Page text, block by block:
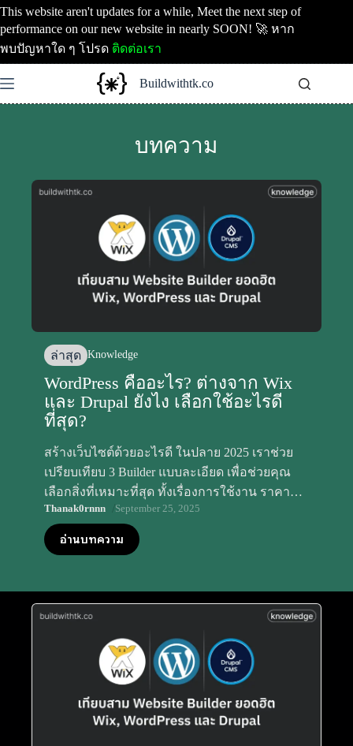
Skip
to
content
This website aren't updates for a while, Meet the next step of
performance on our new website in nearly SOON! 🚀 หาก
พบปัญหาใด ๆ โปรด ติดต่อเรา
Buildwithtk.co
บทความ
ล่าสุด Knowledge
WordPress คืออะไร? ต่างจาก Wix
และ Drupal ยังไง เลือกใช้อะไรดี
ที่สุด?
สร้างเว็บไซต์ด้วยอะไรดี ในปลาย 2025 เราช่วย
เปรียบเทียบ 3 Builder แบบละเอียด เพื่อช่วยคุณ
เลือกสิ่งที่เหมาะที่สุด ทั้งเรื่องการใช้งาน ราคา
และความยืดหยุ่นให้ครบ จบในบทความเดียว!
Thanak0rnnn September 25, 2025
อ่านบทความ